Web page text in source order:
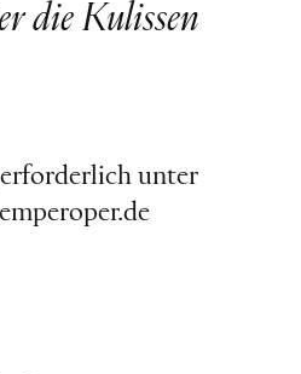
die Kulissen
unter